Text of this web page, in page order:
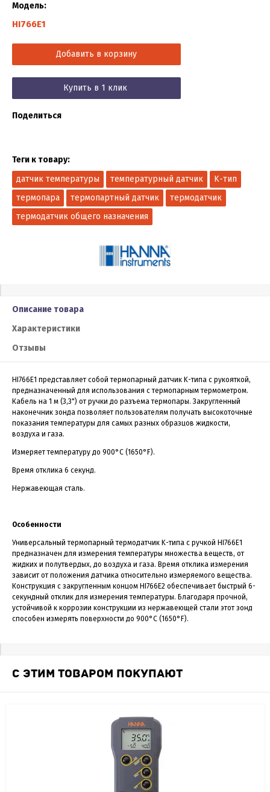
Модель:
HI766E1
Добавить в корзину
Купить в 1 клик
Поделиться
Теги к товару:
датчик температуры
температурный датчик
K-тип
термопара
термопартный датчик
термодатчик
термодатчик общего назначения
Описание товара
Характеристики
Отзывы
HI766E1 представляет собой термопарный датчик K-типа с рукояткой,
предназначенный для использования с термопарным термометром.
Кабель на 1 м (3,3") от ручки до разъема термопары. Закругленный
наконечник зонда позволяет пользователям получать высокоточные
показания температуры для самых разных образцов жидкости,
воздуха и газа.
Измеряет температуру до 900°C (1650°F).
Время отклика 6 секунд.
Нержавеющая сталь.
Особенности
Универсальный термопарный термодатчик K-типа с ручкой HI766E1
предназначен для измерения температуры множества веществ, от
жидких и полутвердых, до воздуха и газа. Время отклика измерения
зависит от положения датчика относительно измеряемого вещества.
Конструкция с закругленным концом HI766E2 обеспечивает быстрый 6-
секундный отклик для измерения температуры. Благодаря прочной,
устойчивой к коррозии конструкции из нержавеющей стали этот зонд
способен измерять поверхности до 900°C (1650°F).
С ЭТИМ ТОВАРОМ ПОКУПАЮТ